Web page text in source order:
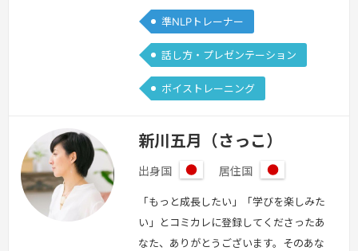
ありがとうございます。私は、「人前で
話すことに不安や緊張を感じてしまう
方」「自分の声や話し方に自信が持てな
い方」に向けて、声と心の両面から整え
「自分の思いをうまく言葉にできない」
「人前に立つと緊張して…
続きを見る »
準NLPトレーナー
話し方・プレゼンテーション
ボイストレーニング
新川五月（さっこ）
出身国
本
居住国
本
「もっと成長したい」「学びを楽しみた
い」とコミカレに登録してくださったあ
なた、ありがとうございます。そのあな